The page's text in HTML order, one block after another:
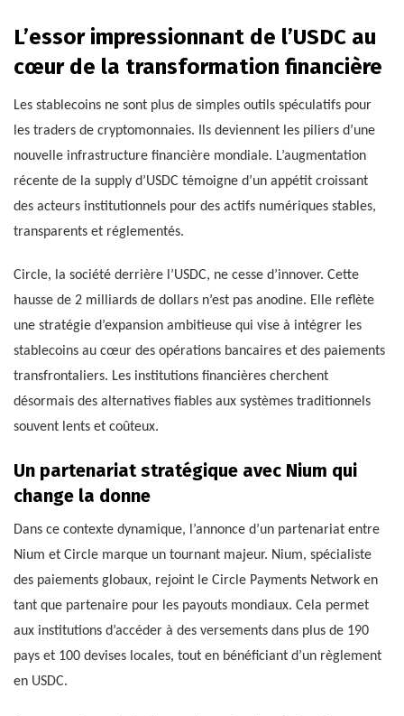
L’essor impressionnant de l’USDC au
cœur de la transformation financière
Les stablecoins ne sont plus de simples outils spéculatifs pour
les traders de cryptomonnaies. Ils deviennent les piliers d’une
nouvelle infrastructure financière mondiale. L’augmentation
récente de la supply d’USDC témoigne d’un appétit croissant
des acteurs institutionnels pour des actifs numériques stables,
transparents et réglementés.
Circle, la société derrière l’USDC, ne cesse d’innover. Cette
hausse de 2 milliards de dollars n’est pas anodine. Elle reflète
une stratégie d’expansion ambitieuse qui vise à intégrer les
stablecoins au cœur des opérations bancaires et des paiements
transfrontaliers. Les institutions financières cherchent
désormais des alternatives fiables aux systèmes traditionnels
souvent lents et coûteux.
Un partenariat stratégique avec Nium qui
change la donne
Dans ce contexte dynamique, l’annonce d’un partenariat entre
Nium et Circle marque un tournant majeur. Nium, spécialiste
des paiements globaux, rejoint le Circle Payments Network en
tant que partenaire pour les payouts mondiaux. Cela permet
aux institutions d’accéder à des versements dans plus de 190
pays et 100 devises locales, tout en bénéficiant d’un règlement
en USDC.